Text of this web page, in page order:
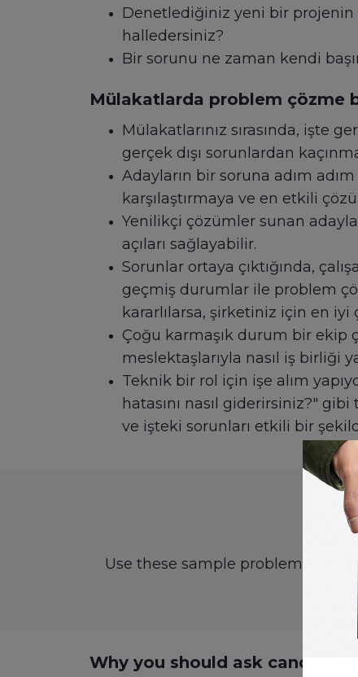
Denetlediğiniz yeni bir projenin
halledersiniz?
Bir sorunu ne zaman kendi
Mülakatlarda problem çözme
Mülakatlarınız sırasında, işte
gerçek dışı sorunlardan
Adayların bir soruna adım
karşılaştırmaya ve en etkili
Yenilikçi çözümler sunan
açıları sağlayabilir.
Sorunlar ortaya çıktığında,
geçmiş durumlar ile problem
kararlılarsa, şirketiniz için en
Çoğu karmaşık durum bir ekip
meslektaşlarıyla nasıl iş birliği
Teknik bir rol için işe alım
hatasını nasıl giderirsiniz?"
ve işteki sorunları etkili bir
Use these sample problem-
Why you should ask